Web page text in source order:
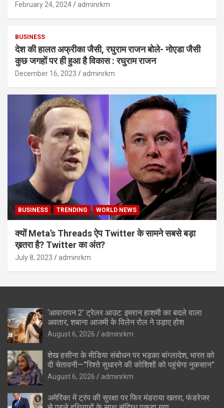
February 24, 2024 adminrkm
BUSINESS
देश की हालत अफ्रीका जैसी, रघुराम राजन बोले- नोएडा जैसी
कुछ जगहों पर ही हुआ है विकास : रघुराम राजन
December 16, 2023 adminrkm
BUSINESS TRENDING WORLD NEWS
क्यों Meta’s Threads ऐप Twitter के सामने सबसे बड़ा
ख़तरा है? Twitter का अंत?
July 8, 2023 adminrkm
‘आवारापन 2’ ट्रेलर आउट: इमरान हाशमी का बदले वाला
अवतार, शबाना आजमी के विलेन रोल ने उड़ाए होश
August 6, 2026 adminrkm
शेख हसीना के मीडिया संबोधन पर भड़का बांग्लादेश, भारत को
दी चेतावनी—”रिश्ते सुधारने की कोशिशों को पहुंचेगा नुकसान”
August 6, 2026 adminrkm
अमेरिका में ट्रंप की सुरक्षा पर फिर मंडराया खतरा, फंडरेजर